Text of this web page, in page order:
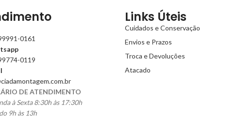
0161
0119
DE ATENDIMENTO
à Sexta 8:30h às 17:30h
9h às 13h
Links Úteis
Cuidados e Conservação
Envios e Prazos
Troca e Devoluções
Atacado